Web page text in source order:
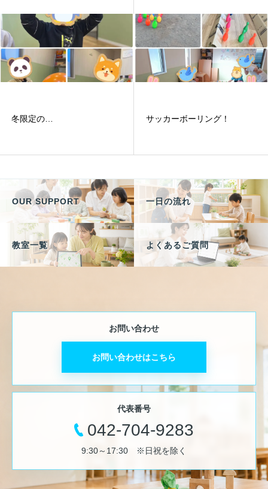
冬限定の… サッカーボーリング！
OUR SUPPORT 一日の流れ
教室一覧 よくあるご質問
お問い合わせ
お問い合わせはこちら
代表番号
042-704-9283
9:30～17:30 ※日祝を除く